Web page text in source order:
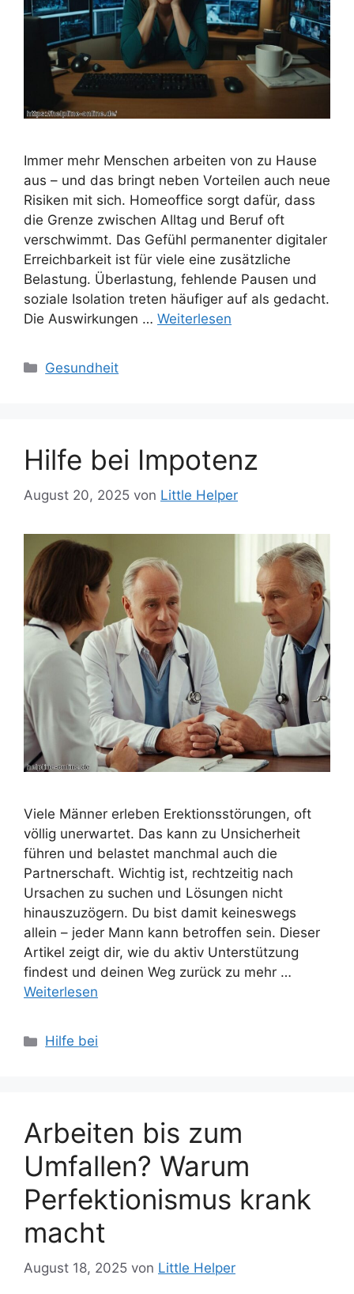
Immer mehr Menschen arbeiten von zu Hause
aus – und das bringt neben Vorteilen auch neue
Risiken mit sich. Homeoffice sorgt dafür, dass
die Grenze zwischen Alltag und Beruf oft
verschwimmt. Das Gefühl permanenter digitaler
Erreichbarkeit ist für viele eine zusätzliche
Belastung. Überlastung, fehlende Pausen und
soziale Isolation treten häufiger auf als gedacht.
Die Auswirkungen … Weiterlesen
Kategorien
Gesundheit
Hilfe bei Impotenz
August 20, 2025 von Little Helper
Viele Männer erleben Erektionsstörungen, oft
völlig unerwartet. Das kann zu Unsicherheit
führen und belastet manchmal auch die
Partnerschaft. Wichtig ist, rechtzeitig nach
Ursachen zu suchen und Lösungen nicht
hinauszuzögern. Du bist damit keineswegs
allein – jeder Mann kann betroffen sein. Dieser
Artikel zeigt dir, wie du aktiv Unterstützung
findest und deinen Weg zurück zu mehr …
Weiterlesen
Kategorien
Hilfe bei
Arbeiten bis zum
Umfallen? Warum
Perfektionismus krank
macht
August 18, 2025 von Little Helper